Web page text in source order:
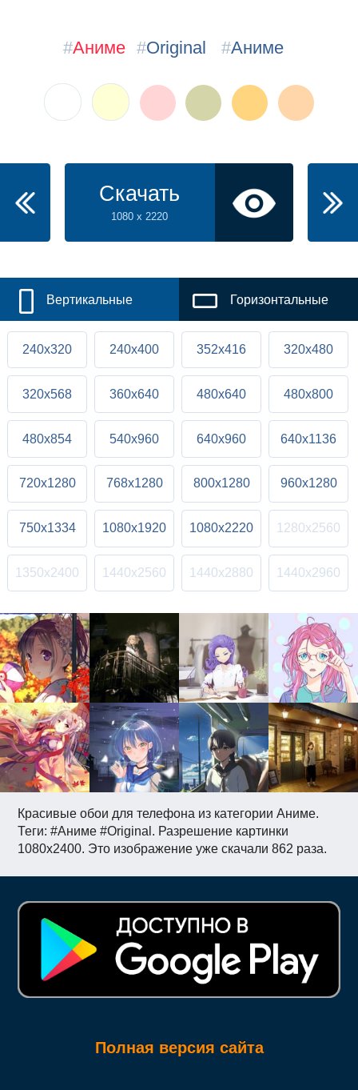
Красивые обои для телефона из категории Аниме.
Теги: #Аниме #Original. Разрешение картинки
1080x2400. Это изображение уже скачали 862 раза.
#Аниме #Original #Аниме
Скачать
1080 x 2220
Вертикальные Горизонтальные
240x320 240x400 352x416 320x480
320x568 360x640 480x640 480x800
480x854 540x960 640x960 640x1136
720x1280 768x1280 800x1280 960x1280
750x1334 1080x1920 1080x2220 1280x2560
1350x2400 1440x2560 1440x2880 1440x2960
Полная версия сайта